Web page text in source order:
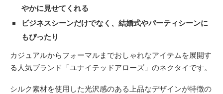
やかに見せてくれる
ビジネスシーンだけでなく、結婚式やパーティシーンに
もぴったり
カジュアルからフォーマルまでおしゃれなアイテムを展開す
る人気ブランド「ユナイテッドアローズ」のネクタイです。
シルク素材を使用した光沢感のある上品なデザインが特徴の